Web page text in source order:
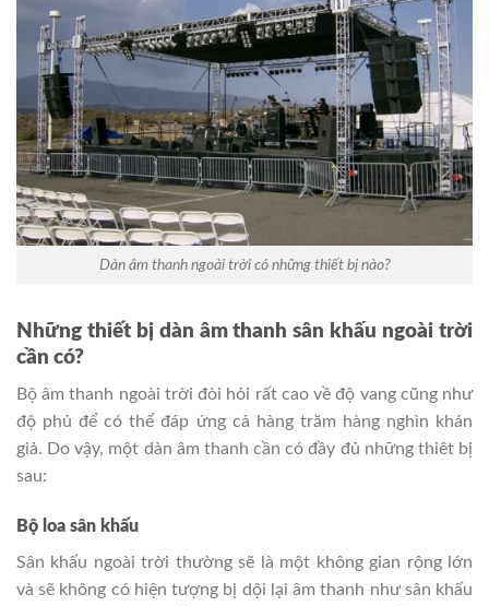
Dàn âm thanh ngoài trời có những thiết bị nào?
Những thiết bị dàn âm thanh sân khấu ngoài trời
cần có?
Bộ âm thanh ngoài trời đòi hỏi rất cao về độ vang cũng như
độ phủ để có thể đáp ứng cả hàng trăm hàng nghìn khán
giả. Do vậy, một dàn âm thanh cần có đầy đủ những thiêt bị
sau:
Bộ loa sân khấu
Sân khấu ngoài trời thường sẽ là một không gian rộng lớn
và sẽ không có hiện tượng bị dội lại âm thanh như sân khấu